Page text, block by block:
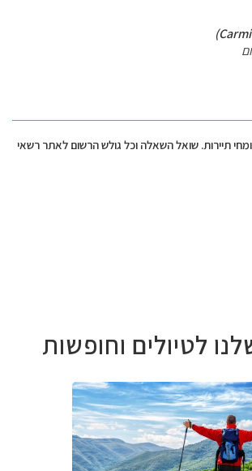
תיירות. שואל השאלה וכל גולש הרשום לאתר רשאי
לטיולים וחופשות